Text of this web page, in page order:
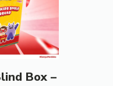
Box –